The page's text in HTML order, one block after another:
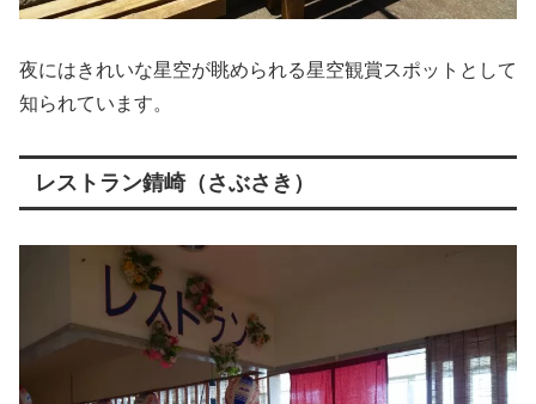
夜にはきれいな星空が眺められる星空観賞スポットとして
知られています。
レストラン錆崎（さぶさき）